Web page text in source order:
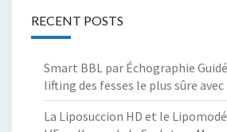
RECENT POSTS
Smart BBL par Échographie
lifting des fesses le plus sûre avec
La Liposuccion HD et le